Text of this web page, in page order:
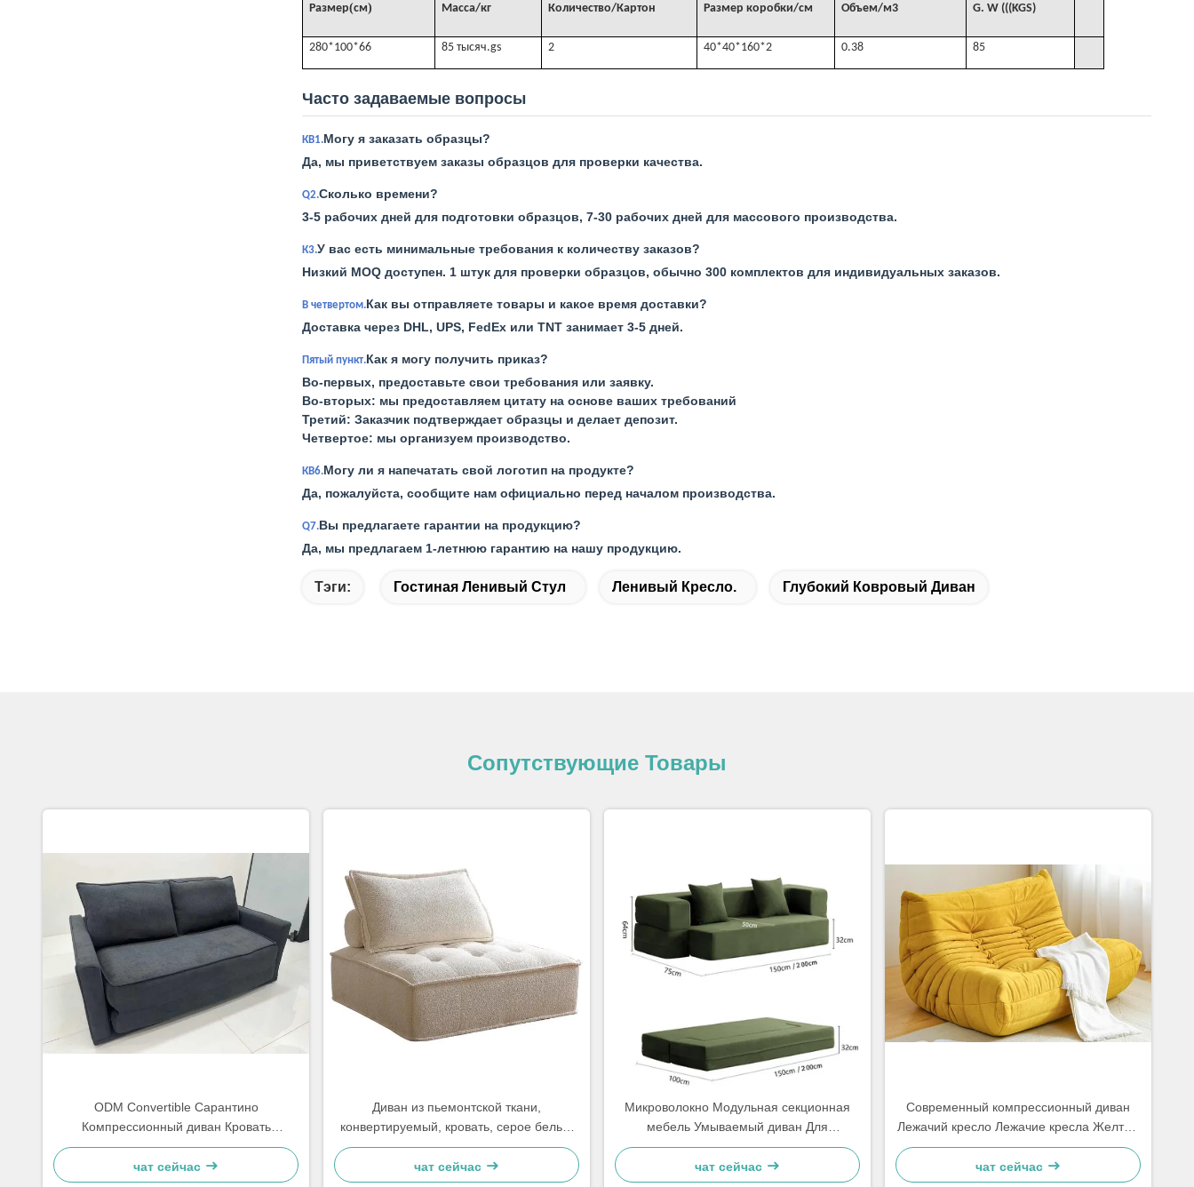
Размер(см) Масса/кг Количество/Картон Размер коробки/см Объем/м3 G. W (((KGS)
280*100*66 85 тысяч.gs 2 40*40*160*2 0.38 85
Часто задаваемые вопросы
КВ1.Могу я заказать образцы?
Да, мы приветствуем заказы образцов для проверки качества.
Q2.Сколько времени?
3-5 рабочих дней для подготовки образцов, 7-30 рабочих дней для массового производства.
К3.У вас есть минимальные требования к количеству заказов?
Низкий MOQ доступен. 1 штук для проверки образцов, обычно 300 комплектов для индивидуальных заказов.
В четвертом.Как вы отправляете товары и какое время доставки?
Доставка через DHL, UPS, FedEx или TNT занимает 3-5 дней.
Пятый пункт.Как я могу получить приказ?
Во-первых, предоставьте свои требования или заявку.
Во-вторых: мы предоставляем цитату на основе ваших требований
Третий: Заказчик подтверждает образцы и делает депозит.
Четвертое: мы организуем производство.
КВ6.Могу ли я напечатать свой логотип на продукте?
Да, пожалуйста, сообщите нам официально перед началом производства.
Q7.Вы предлагаете гарантии на продукцию?
Да, мы предлагаем 1-летнюю гарантию на нашу продукцию.
Тэги: Гостиная Ленивый Стул Ленивый Кресло. Глубокий Ковровый Диван
Сопутствующие Товары
ODM Convertible Сарантино
Компрессионный диван Кровать
Спальный LoveSeat
чат сейчас
Диван из пьемонтской ткани,
конвертируемый, кровать, серое белье,
легкое
чат сейчас
Микроволокно Модульная секционная
мебель Умываемый диван Для
небольших помещений
чат сейчас
Современный компрессионный диван
Лежачий кресло Лежачие кресла Желтый
Кордурой
чат сейчас